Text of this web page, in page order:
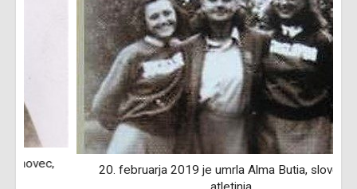
20. februarja 2019 je umrla Alma Butia, slovenska